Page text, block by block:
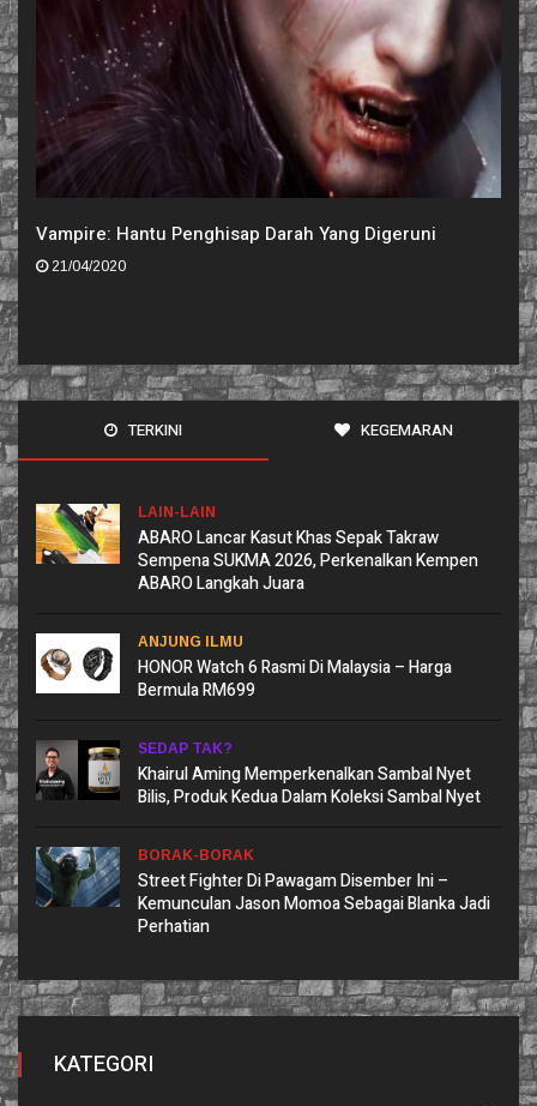
Vampire: Hantu Penghisap Darah Yang Digeruni
21/04/2020
TERKINI KEGEMARAN
LAIN-LAIN
ABARO Lancar Kasut Khas Sepak Takraw
Sempena SUKMA 2026, Perkenalkan Kempen
ABARO Langkah Juara
ANJUNG ILMU
HONOR Watch 6 Rasmi Di Malaysia – Harga
Bermula RM699
SEDAP TAK?
Khairul Aming Memperkenalkan Sambal Nyet
Bilis, Produk Kedua Dalam Koleksi Sambal Nyet
BORAK-BORAK
Street Fighter Di Pawagam Disember Ini –
Kemunculan Jason Momoa Sebagai Blanka Jadi
Perhatian
KATEGORI